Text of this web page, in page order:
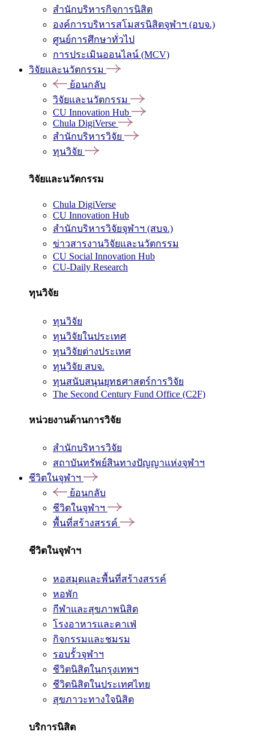
สำนักบริหารกิจการนิสิต
องค์การบริหารสโมสรนิสิตจุฬาฯ (อบจ.)
ศูนย์การศึกษาทั่วไป
การประเมินออนไลน์ (MCV)
วิจัยและนวัตกรรม
ย้อนกลับ
วิจัยและนวัตกรรม
CU Innovation Hub
Chula DigiVerse
สำนักบริหารวิจัย
ทุนวิจัย
วิจัยและนวัตกรรม
Chula DigiVerse
CU Innovation Hub
สำนักบริหารวิจัยจุฬาฯ (สบจ.)
ข่าวสารงานวิจัยและนวัตกรรม
CU Social Innovation Hub
CU-Daily Research
ทุนวิจัย
ทุนวิจัย
ทุนวิจัยในประเทศ
ทุนวิจัยต่างประเทศ
ทุนวิจัย สบจ.
ทุนสนับสนุนยุทธศาสตร์การวิจัย
The Second Century Fund Office (C2F)
หน่วยงานด้านการวิจัย
สำนักบริหารวิจัย
สถาบันทรัพย์สินทางปัญญาแห่งจุฬาฯ
ชีวิตในจุฬาฯ
ย้อนกลับ
ชีวิตในจุฬาฯ
พื้นที่สร้างสรรค์
ชีวิตในจุฬาฯ
หอสมุดและพื้นที่สร้างสรรค์
หอพัก
กีฬาและสุขภาพนิสิต
โรงอาหารและคาเฟ่
กิจกรรมและชมรม
รอบรั้วจุฬาฯ
ชีวิตนิสิตในกรุงเทพฯ
ชีวิตนิสิตในประเทศไทย
สุขภาวะทางใจนิสิต
บริการนิสิต